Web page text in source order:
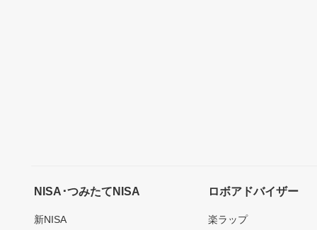
NISA･つみたてNISA
新NISA
ロボアドバイザー
楽ラップ